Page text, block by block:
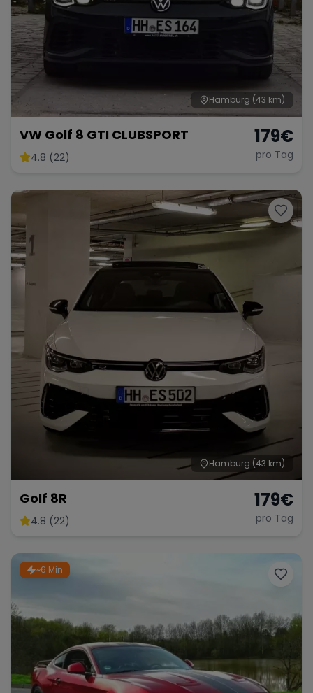
Hamburg (43 km)
VW Golf 8 GTI CLUBSPORT
4.8 (22)
179€
pro Tag
Hamburg (43 km)
Golf 8R
4.8 (22)
179€
pro Tag
~6 Min